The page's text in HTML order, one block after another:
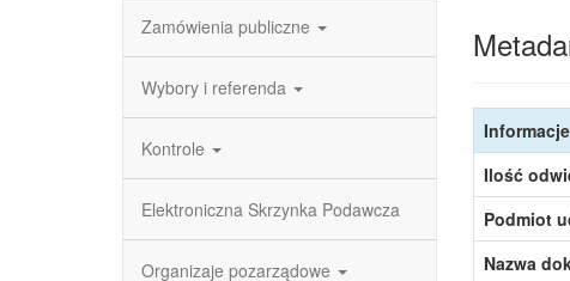
Zamówienia publiczne
Wybory i referenda
Kontrole
Elektroniczna Skrzynka Podawcza
Organizaje pozarządowe
Informacje
Ilość
Podmiot
Nazwa